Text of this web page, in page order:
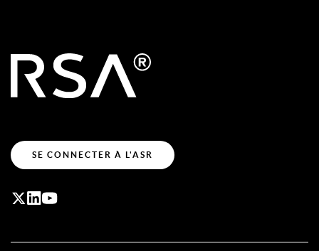
SE CONNECTER À L'ASR